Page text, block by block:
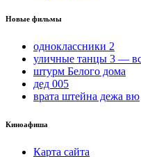
Новые фильмы
одноклассники 2
уличные танцы 3 —
штурм Белого дома
дед 005
врата штейна дежа вю
Киноафиша
Карта сайта